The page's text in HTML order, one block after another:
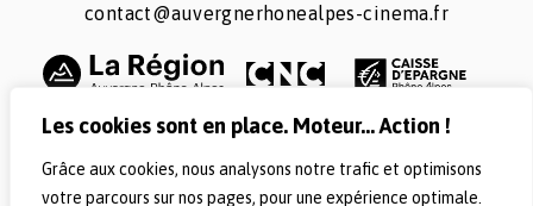
Les cookies sont en place. Moteur... Action !
Grâce aux cookies, nous analysons notre trafic et optimisons
votre parcours sur nos pages, pour une expérience optimale.
contact@auvergnerhonealpes-cinema.fr
SUIVEZ-NOUS